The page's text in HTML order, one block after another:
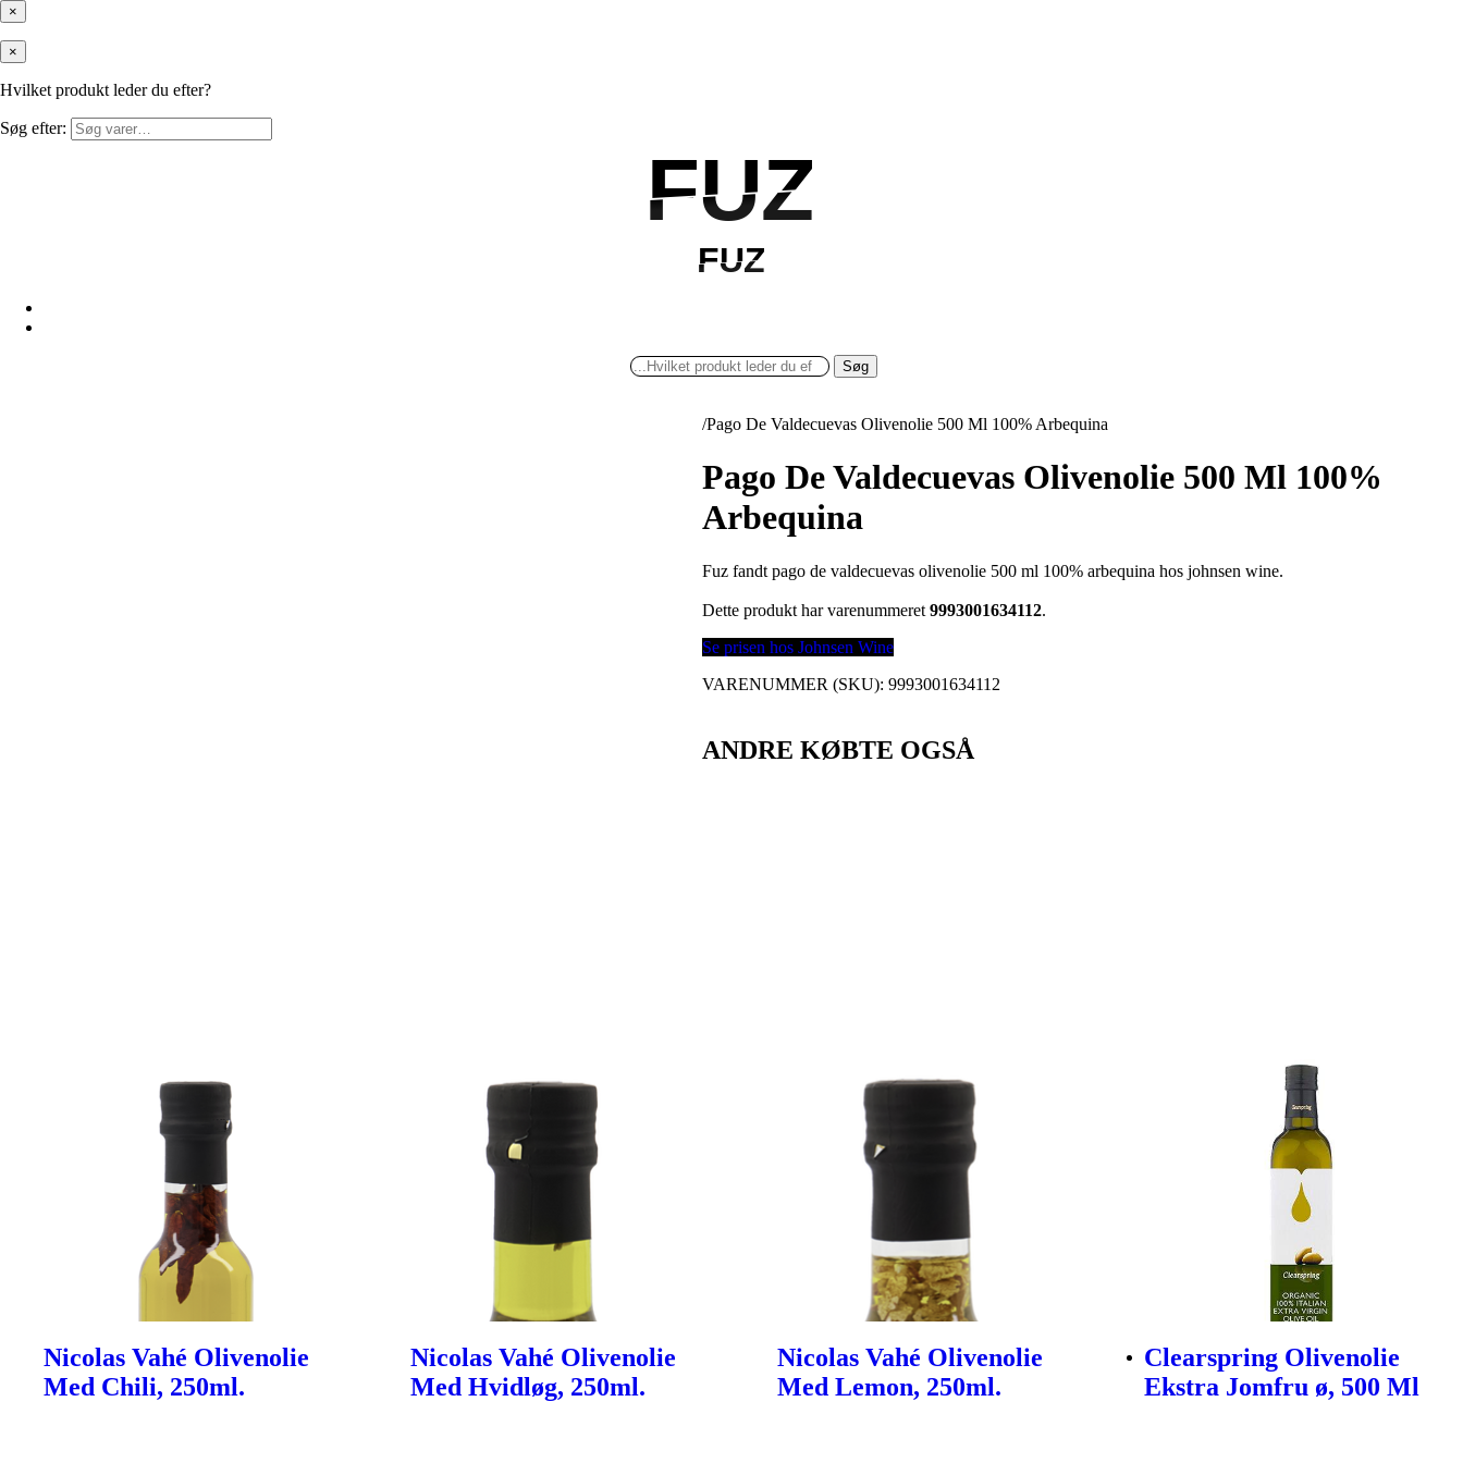
×
×
Hvilket produkt leder du efter?
Søg efter:
FUZ
FUZ
FUZ
FUZ
Søg
/Pago De Valdecuevas Olivenolie 500 Ml 100% Arbequina
Pago De Valdecuevas Olivenolie 500 Ml 100%
Arbequina
Fuz fandt pago de valdecuevas olivenolie 500 ml 100% arbequina hos johnsen wine.
Dette produkt har varenummeret9993001634112.
Se prisen hos Johnsen Wine
VARENUMMER (SKU):9993001634112
ANDRE KØBTE OGSÅ
Nicolas Vahé Olivenolie
Med Chili, 250ml.
Nicolas Vahé Olivenolie
Med Hvidløg, 250ml.
Nicolas Vahé Olivenolie
Med Lemon, 250ml.
Clearspring Olivenolie
Ekstra Jomfru ø, 500 Ml